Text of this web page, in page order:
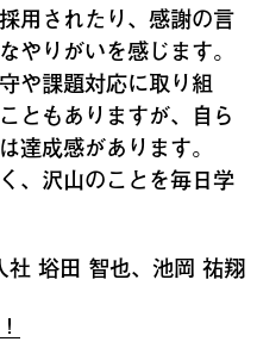
用されたり、感謝の言
やりがいを感じます。
や課題対応に取り組
ともありますが、自ら
達成感があります。
、沢山のことを毎日学
社 﨏田 智也、池岡 祐翔